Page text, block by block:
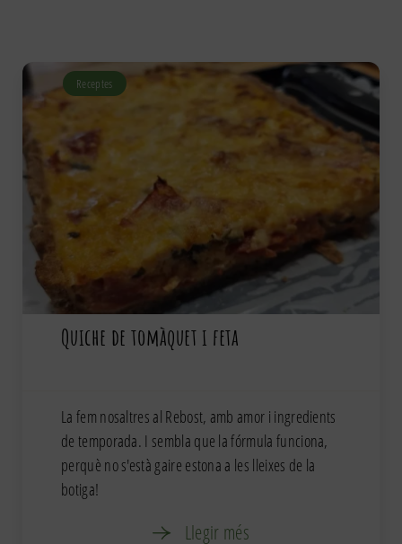
Receptes
Quiche de tomàquet i feta
La fem nosaltres al Rebost, amb amor i ingredients
de temporada. I sembla que la fórmula funciona,
perquè no s'està gaire estona a les lleixes de la
botiga!
Llegir més